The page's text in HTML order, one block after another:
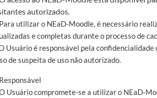
autorizados.
utilizar o NEaD-Moodle, é necessário
e completas durante o processo de
Usuário é responsável pela
de suspeita de uso não autorizado.
Usuário compromete-se a utilizar o NEaD-